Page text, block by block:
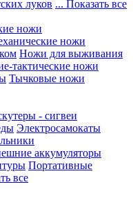
луков ... Показать все
ножи
ножи
Ножи для выживания
тактические ножи
Тычковые ножи
- сигвеи
Электросамокаты
аккумуляторы
Портативные
все